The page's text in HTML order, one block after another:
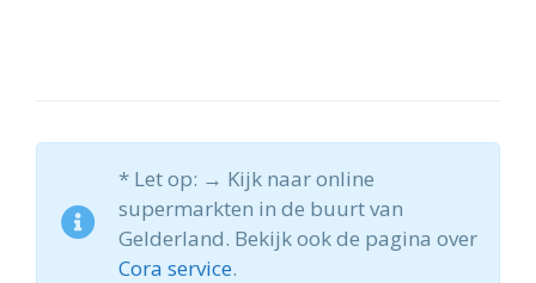
* Let op: → Kijk naar online
supermarkten in de buurt van
Gelderland. Bekijk ook de pagina over
Cora service.